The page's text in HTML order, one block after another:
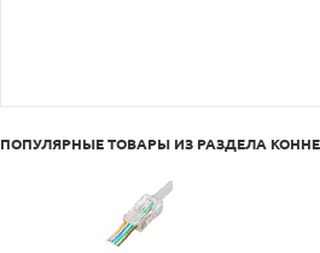
ПОПУЛЯРНЫЕ ТОВАРЫ ИЗ РАЗДЕЛА